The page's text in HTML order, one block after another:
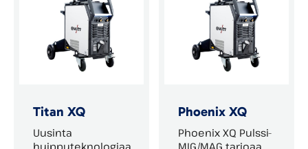
Titan XQ
Uusinta
Phoenix XQ
Phoenix XQ Pulssi-